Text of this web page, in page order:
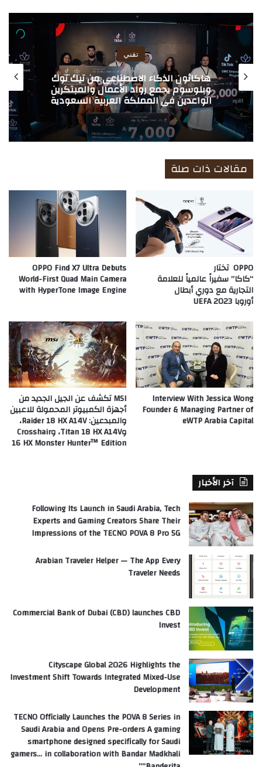
الوي
تقني
هاكاثون الذكاء الاصطناعي من تيك توك
وبلوسوم يجمع رواد الأعمال والمبتكرين
الواعدين في المملكة العربية السعودية
مقالات ذات صلة
OPPO تختار
“كاكا” سفيراً عالمياً للعلامة
التجارية مع دوري أبطال
أوروبا UEFA 2023
OPPO Find X7 Ultra Debuts
World-First Quad Main Camera
with HyperTone Image Engine
Interview With Jessica Wong
Founder & Managing Partner of
eWTP Arabia Capital
MSI تكشف عن الجيل الجديد من
أجهزة الكمبيوتر المحمولة للاعبين
والمبدعين: Raider 18 HX A14V،
وTitan 18 HX A14V، وCrosshair
16 HX Monster Hunter™ Edition
آخر الأخبار
Following Its Launch in Saudi Arabia, Tech
Experts and Gaming Creators Share Their
Impressions of the TECNO POVA 8 Pro 5G
Arabian Traveler Helper — The App Every
Traveler Needs
Commercial Bank of Dubai (CBD) launches CBD
Invest
Cityscape Global 2026 Highlights the
Investment Shift Towards Integrated Mixed-Use
Development
TECNO Officially Launches the POVA 8 Series in
Saudi Arabia and Opens Pre-orders A gaming
smartphone designed specifically for Saudi
gamers… in collaboration with Bandar Madkhali